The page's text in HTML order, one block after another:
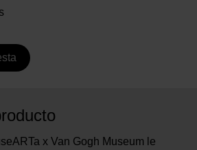
x Van Gogh Museum le